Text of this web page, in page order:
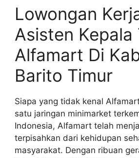
Lowongan
Asisten Kepala
Alfamart Di
Barito Timur
Siapa yang tidak kenal
satu jaringan minimarket
Indonesia, Alfamart telah
terpisahkan dari kehidupan
masyarakat. Dengan ribuan